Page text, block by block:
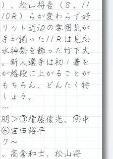
、松山将吾（８、11
Ｒ）らが変わらず好
ット近辺の雰囲気が
が揃った11Ｒは見応
神祭を飾った竹下大
新人選手は初１着を
格段に上がることが
ちろん、どんたく特
ょう。
＞③権藤俊光、④中
⑥吉田裕平
～
高倉和士、松山将